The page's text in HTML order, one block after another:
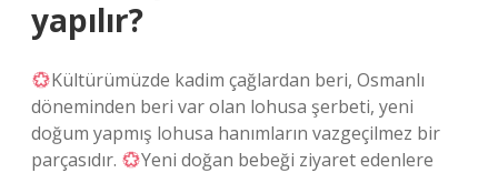
yapılır?
Kültürümüzde kadim çağlardan beri, Osmanlı
döneminden beri var olan lohusa şerbeti, yeni
doğum yapmış lohusa hanımların vazgeçilmez bir
parçasıdır.
Yeni doğan bebeği ziyaret edenlere